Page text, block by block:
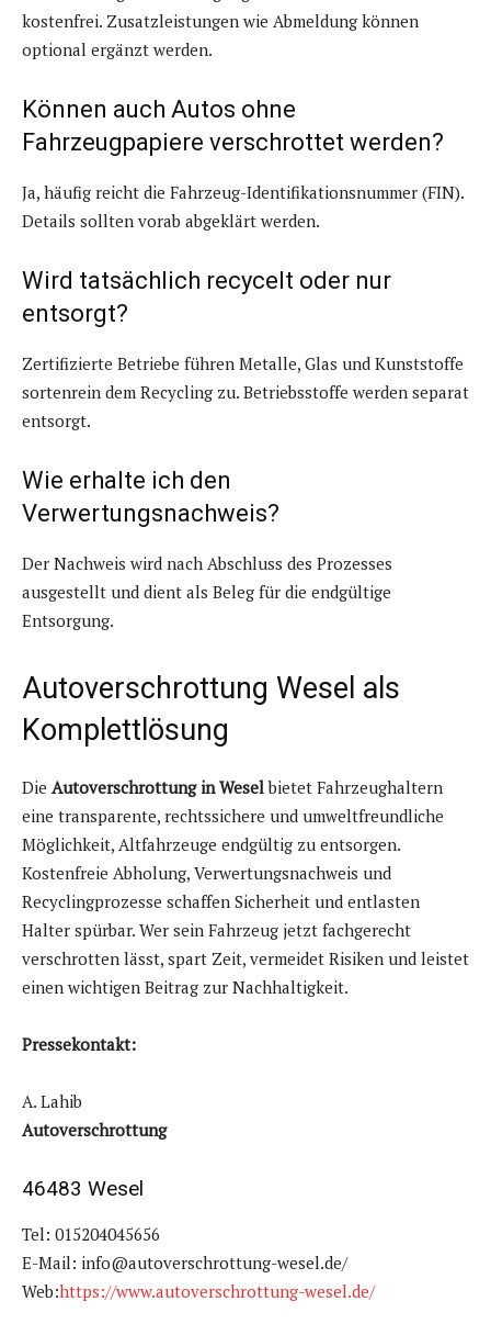
kostenfrei. Zusatzleistungen wie Abmeldung können
optional ergänzt werden.
Können auch Autos ohne
Fahrzeugpapiere verschrottet werden?
Ja, häufig reicht die Fahrzeug-Identifikationsnummer (FIN).
Details sollten vorab abgeklärt werden.
Wird tatsächlich recycelt oder nur
entsorgt?
Zertifizierte Betriebe führen Metalle, Glas und Kunststoffe
sortenrein dem Recycling zu. Betriebsstoffe werden separat
entsorgt.
Wie erhalte ich den
Verwertungsnachweis?
Der Nachweis wird nach Abschluss des Prozesses
ausgestellt und dient als Beleg für die endgültige
Entsorgung.
Autoverschrottung Wesel als
Komplettlösung
Die Autoverschrottung in Weselbietet Fahrzeughaltern
eine transparente, rechtssichere und umweltfreundliche
Möglichkeit, Altfahrzeuge endgültig zu entsorgen.
Kostenfreie Abholung, Verwertungsnachweis und
Recyclingprozesse schaffen Sicherheit und entlasten
Halter spürbar. Wer sein Fahrzeug jetzt fachgerecht
verschrotten lässt, spart Zeit, vermeidet Risiken und leistet
einen wichtigen Beitrag zur Nachhaltigkeit.
Pressekontakt:
A. Lahib
Autoverschrottung
46483 Wesel
Tel: 015204045656
E-Mail: info@autoverschrottung-wesel.de/
Web:https://www.autoverschrottung-wesel.de/